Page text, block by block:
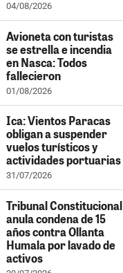
04/08/2026
Avioneta con turistas
se estrella e incendia
en Nasca: Todos
fallecieron
01/08/2026
Ica: Vientos Paracas
obligan a suspender
vuelos turísticos y
actividades portuarias
31/07/2026
Tribunal Constitucional
anula condena de 15
años contra Ollanta
Humala por lavado de
activos